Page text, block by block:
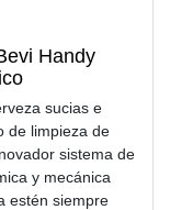
Handy
sucias e
de limpieza de
sistema de
y mecánica
estén siempre